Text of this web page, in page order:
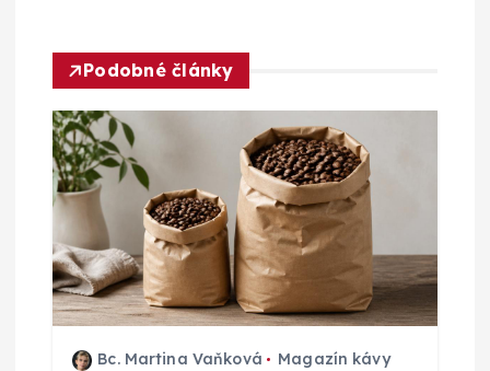
c
e
p
r
o
p
Podobné články
Bc. Martina Vaňková Magazín kávy